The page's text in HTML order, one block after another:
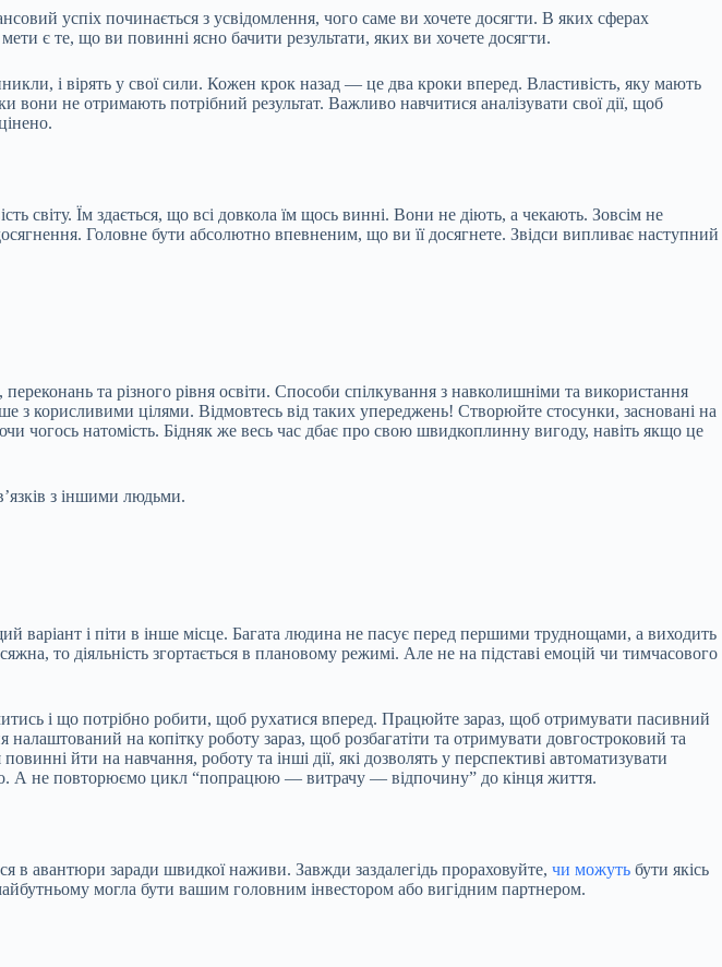
успіх починається з усвідомлення, чого саме ви хочете досягти. В яких сферах
є те, що ви повинні ясно бачити результати, яких ви хочете досягти.
і вірять у свої сили. Кожен крок назад — це два кроки вперед. Властивість, яку мають
вони не отримають потрібний результат. Важливо навчитися аналізувати свої дії, щоб
світу. Їм здається, що всі довкола їм щось винні. Вони не діють, а чекають. Зовсім не
Головне бути абсолютно впевненим, що ви її досягнете. Звідси випливає наступний
та різного рівня освіти. Способи спілкування з навколишніми та використання
з корисливими цілями. Відмовтесь від таких упереджень! Створюйте стосунки, засновані на
чогось натомість. Бідняк же весь час дбає про свою швидкоплинну вигоду, навіть якщо це
з іншими людьми.
і піти в інше місце. Багата людина не пасує перед першими труднощами, а виходить
то діяльність згортається в плановому режимі. Але не на підставі емоцій чи тимчасового
і що потрібно робити, щоб рухатися вперед. Працюйте зараз, щоб отримувати пасивний
на копітку роботу зараз, щоб розбагатіти та отримувати довгостроковий та
йти на навчання, роботу та інші дії, які дозволять у перспективі автоматизувати
А не повторюємо цикл “попрацюю — витрачу — відпочину” до кінця життя.
в авантюри заради швидкої наживи. Завжди заздалегідь прораховуйте, чи можуть бути якісь
могла бути вашим головним інвестором або вигідним партнером.